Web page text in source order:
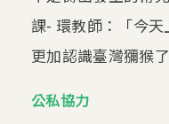
課- 環教師：「今
更加認識臺灣獼猴
公私協力